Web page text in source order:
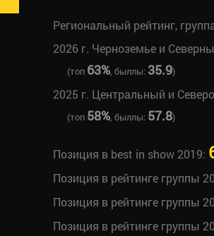
Региональный рейтинг,
2026 г. Черноземье и
(топ 63%, быллы: 35.9)
2025 г. Центральный и
(топ 58%, быллы: 57.8)
Позиция в best in show 2019:
Позиция в рейтинге группы
Позиция в рейтинге группы
Позиция в рейтинге группы